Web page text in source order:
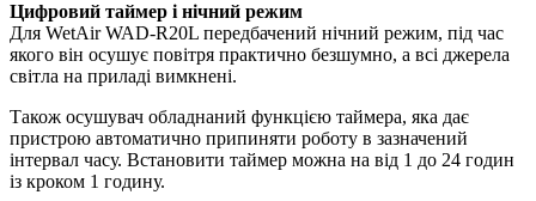
Цифровий таймер і нічний режим
Для WetAir WAD-R20L передбачений нічний режим, під час
якого він осушує повітря практично безшумно, а всі джерела
світла на приладі вимкнені.
Також осушувач обладнаний функцією таймера, яка дає
пристрою автоматично припиняти роботу в зазначений
інтервал часу. Встановити таймер можна на від 1 до 24 годин
із кроком 1 годину.